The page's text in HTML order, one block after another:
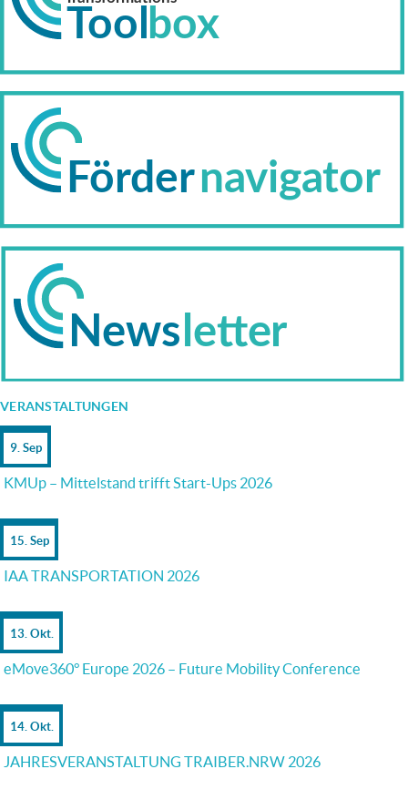
VERANSTALTUNGEN
9. Sep
KMUp – Mittelstand trifft Start-Ups 2026
15. Sep
IAA TRANSPORTATION 2026
13. Okt.
eMove360° Europe 2026 – Future Mobility Conference
14. Okt.
JAHRESVERANSTALTUNG TRAIBER.NRW 2026